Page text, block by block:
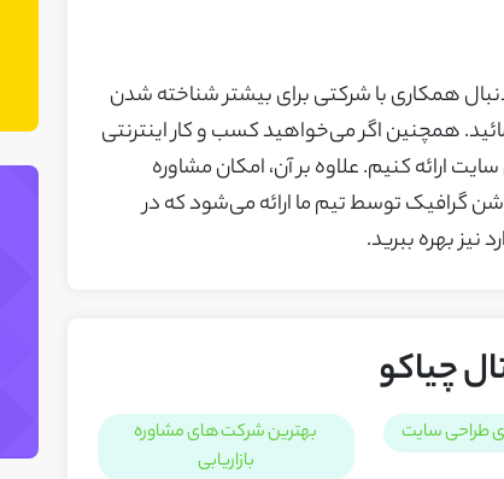
همکاری با شرکتی برای بیشتر شناخته شدن
همچنین اگر می‌خواهید کسب و کار اینترنتی
ارائه کنیم. علاوه بر آن، امکان مشاوره
گرافیک توسط تیم ما ارائه می‌شود که در
نیز بهره ببرید.
چیاکو
طراحی سایت
بهترین شرکت های مشاوره
بازاریابی